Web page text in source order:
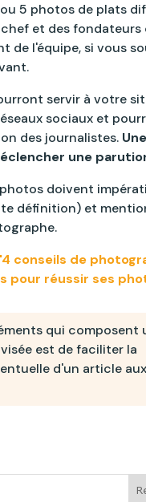
5 photos de plats
et des fondateurs
de l'équipe, si vous
servir à votre
sociaux et
des journalistes.
une
doivent
définition) et
conseils de
pour réussir ses
qui composent
visée est de faciliter la
d'un article aux